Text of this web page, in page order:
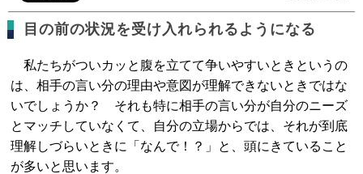
目の前の状況を受け入れられるようになる
私たちがついカッと腹を立てて争いやすいときというの
は、相手の言い分の理由や意図が理解できないときではな
いでしょうか？ それも特に相手の言い分が自分のニーズ
とマッチしていなくて、自分の立場からでは、それが到底
理解しづらいときに「なんで！？」と、頭にきていること
が多いと思います。